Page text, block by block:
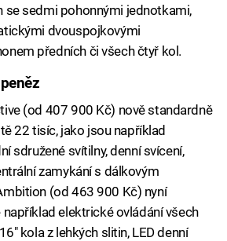
se sedmi pohonnými jednotkami,
dvouspojkovými
předních či všech čtyř kol.
(od 407 900 Kč) nově standardně
22 tisíc, jako jsou například
sdružené svítilny, denní svícení,
zamykání s dálkovým
(od 463 900 Kč) nyní
elektrické ovládání všech
kola z lehkých slitin, LED denní